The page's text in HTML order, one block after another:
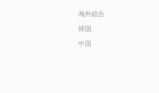
海外総合
韓国
中国